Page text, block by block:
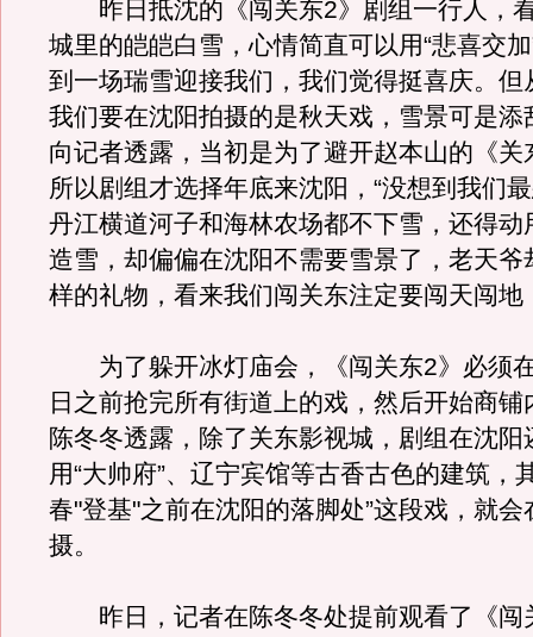
昨日抵沈的《闯关东2》剧组一行人，
城里的皑皑白雪，心情简直可以用“悲喜交加
到一场瑞雪迎接我们，我们觉得挺喜庆。但
我们要在沈阳拍摄的是秋天戏，雪景可是添
向记者透露，当初是为了避开赵本山的《关
所以剧组才选择年底来沈阳，“没想到我们
丹江横道河子和海林农场都不下雪，还得动
造雪，却偏偏在沈阳不需要雪景了，老天爷
样的礼物，看来我们闯关东注定要闯天闯地
为了躲开冰灯庙会，《闯关东2》必须
日之前抢完所有街道上的戏，然后开始商铺
陈冬冬透露，除了关东影视城，剧组在沈阳
用“大帅府”、辽宁宾馆等古香古色的建筑，
春"登基"之前在沈阳的落脚处”这段戏，就
摄。
昨日，记者在陈冬冬处提前观看了《闯